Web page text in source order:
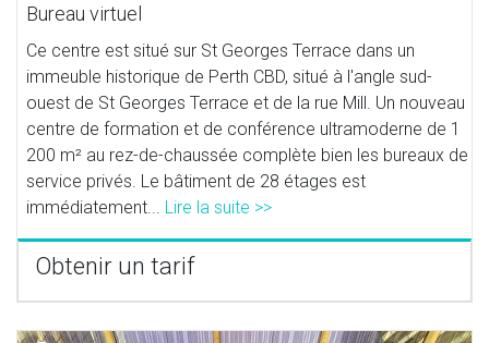
Bureau virtuel
Ce centre est situé sur St Georges Terrace dans un
immeuble historique de Perth CBD, situé à l'angle sud-
ouest de St Georges Terrace et de la rue Mill. Un nouveau
centre de formation et de conférence ultramoderne de 1
200 m² au rez-de-chaussée complète bien les bureaux de
service privés. Le bâtiment de 28 étages est
immédiatement... Lire la suite >>
Obtenir un tarif